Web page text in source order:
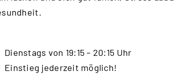
Dienstags von 19:15 – 20:15 Uhr
Einstieg jederzeit möglich!